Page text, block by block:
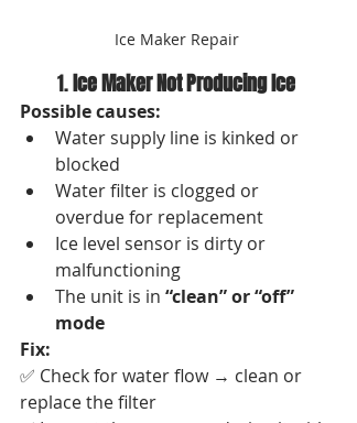
Ice Maker Repair
1. Ice Maker Not Producing Ice
Possible causes:
Water supply line is kinked or
blocked
Water filter is clogged or
overdue for replacement
Ice level sensor is dirty or
malfunctioning
The unit is in “clean” or “off”
mode
Fix:
✅ Check for water flow → clean or
replace the filter